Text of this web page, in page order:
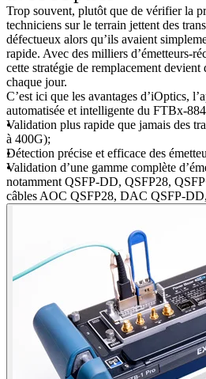
Trop souvent, plutôt que de vérifier la
techniciens sur le terrain jettent des
défectueux alors qu’ils avaient
rapide. Avec des milliers d’émetteurs-
cette stratégie de remplacement devient
chaque jour.
C’est ici que les avantages d’iOptics,
automatisée et intelligente du FTBx-
Validation plus rapide que jamais des
à 400G);
Détection précise et efficace des
Validation d’une gamme complète
notamment QSFP-DD, QSFP28,
câbles AOC QSFP28, DAC QSFP-